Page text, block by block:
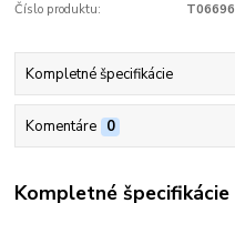
Číslo produktu: T06696
Kompletné špecifikácie
Komentáre 0
Kompletné špecifikácie